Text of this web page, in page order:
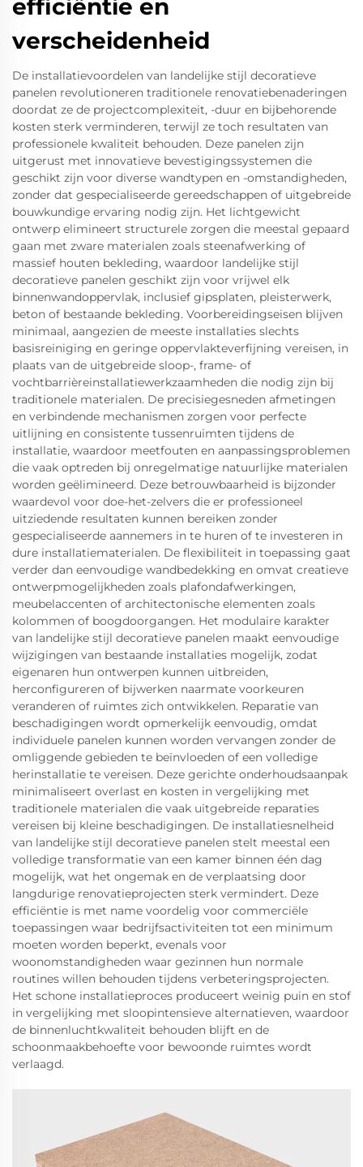
efficiëntie en
verscheidenheid
De installatievoordelen van landelijke stijl decoratieve
panelen revolutioneren traditionele renovatiebenaderingen
doordat ze de projectcomplexiteit, -duur en bijbehorende
kosten sterk verminderen, terwijl ze toch resultaten van
professionele kwaliteit behouden. Deze panelen zijn
uitgerust met innovatieve bevestigingssystemen die
geschikt zijn voor diverse wandtypen en -omstandigheden,
zonder dat gespecialiseerde gereedschappen of uitgebreide
bouwkundige ervaring nodig zijn. Het lichtgewicht
ontwerp elimineert structurele zorgen die meestal gepaard
gaan met zware materialen zoals steenafwerking of
massief houten bekleding, waardoor landelijke stijl
decoratieve panelen geschikt zijn voor vrijwel elk
binnenwandoppervlak, inclusief gipsplaten, pleisterwerk,
beton of bestaande bekleding. Voorbereidingseisen blijven
minimaal, aangezien de meeste installaties slechts
basisreiniging en geringe oppervlakteverfijning vereisen, in
plaats van de uitgebreide sloop-, frame- of
vochtbarrièreinstallatiewerkzaamheden die nodig zijn bij
traditionele materialen. De precisiegesneden afmetingen
en verbindende mechanismen zorgen voor perfecte
uitlijning en consistente tussenruimten tijdens de
installatie, waardoor meetfouten en aanpassingsproblemen
die vaak optreden bij onregelmatige natuurlijke materialen
worden geëlimineerd. Deze betrouwbaarheid is bijzonder
waardevol voor doe-het-zelvers die er professioneel
uitziedende resultaten kunnen bereiken zonder
gespecialiseerde aannemers in te huren of te investeren in
dure installatiematerialen. De flexibiliteit in toepassing gaat
verder dan eenvoudige wandbedekking en omvat creatieve
ontwerpmogelijkheden zoals plafondafwerkingen,
meubelaccenten of architectonische elementen zoals
kolommen of boogdoorgangen. Het modulaire karakter
van landelijke stijl decoratieve panelen maakt eenvoudige
wijzigingen van bestaande installaties mogelijk, zodat
eigenaren hun ontwerpen kunnen uitbreiden,
herconfigureren of bijwerken naarmate voorkeuren
veranderen of ruimtes zich ontwikkelen. Reparatie van
beschadigingen wordt opmerkelijk eenvoudig, omdat
individuele panelen kunnen worden vervangen zonder de
omliggende gebieden te beïnvloeden of een volledige
herinstallatie te vereisen. Deze gerichte onderhoudsaanpak
minimaliseert overlast en kosten in vergelijking met
traditionele materialen die vaak uitgebreide reparaties
vereisen bij kleine beschadigingen. De installatiesnelheid
van landelijke stijl decoratieve panelen stelt meestal een
volledige transformatie van een kamer binnen één dag
mogelijk, wat het ongemak en de verplaatsing door
langdurige renovatieprojecten sterk vermindert. Deze
efficiëntie is met name voordelig voor commerciële
toepassingen waar bedrijfsactiviteiten tot een minimum
moeten worden beperkt, evenals voor
woonomstandigheden waar gezinnen hun normale
routines willen behouden tijdens verbeteringsprojecten.
Het schone installatieproces produceert weinig puin en stof
in vergelijking met sloopintensieve alternatieven, waardoor
de binnenluchtkwaliteit behouden blijft en de
schoonmaakbehoefte voor bewoonde ruimtes wordt
verlaagd.